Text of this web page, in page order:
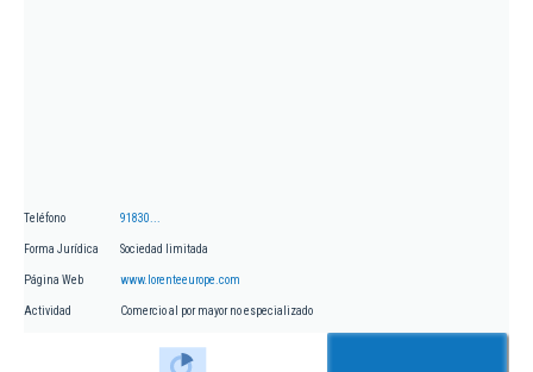
Teléfono 91830...
Forma Jurídica Sociedad limitada
Página Web www.lorenteeurope.com
Actividad Comercio al por mayor no especializado